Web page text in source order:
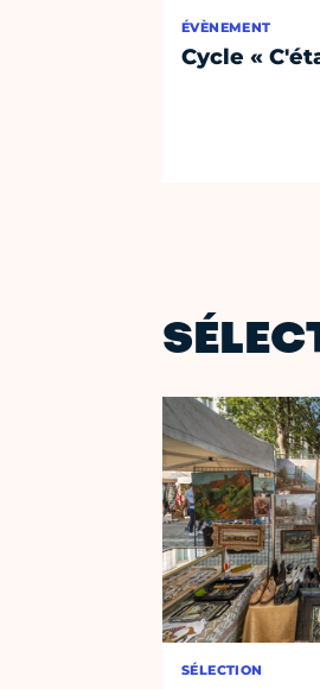
ÉVÈNEMENT
Cycle «
SÉLECTION